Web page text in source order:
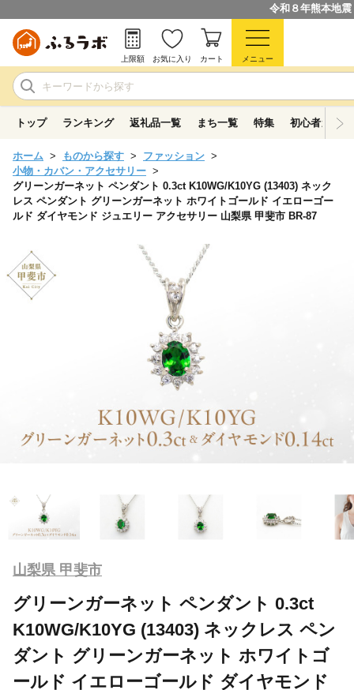
令和８年熊本地
上限額 お気に入り カート メニュー
トップ ランキング 返礼品一覧 まち一覧 特集 初心者ガイド
ホーム ものから探す
ファッション
小物・カバン・アクセサリー
グリーンガーネット ペンダント 0.3ct K10WG/K10YG (13403) ネック
レス ペンダント グリーンガーネット ホワイトゴールド イエローゴー
ルド ダイヤモンド ジュエリー アクセサリー 山梨県 甲斐市 BR-87
山梨県 甲斐市
グリーンガーネット ペンダント 0.3ct
K10WG/K10YG (13403) ネックレス ペン
ダント グリーンガーネット ホワイトゴ
ールド イエローゴールド ダイヤモンド